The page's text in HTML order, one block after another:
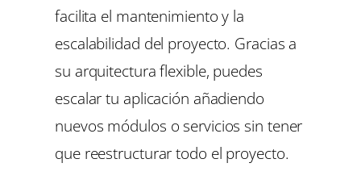
facilita el mantenimiento y la
escalabilidad del proyecto. Gracias a
su arquitectura flexible, puedes
escalar tu aplicación añadiendo
nuevos módulos o servicios sin tener
que reestructurar todo el proyecto.